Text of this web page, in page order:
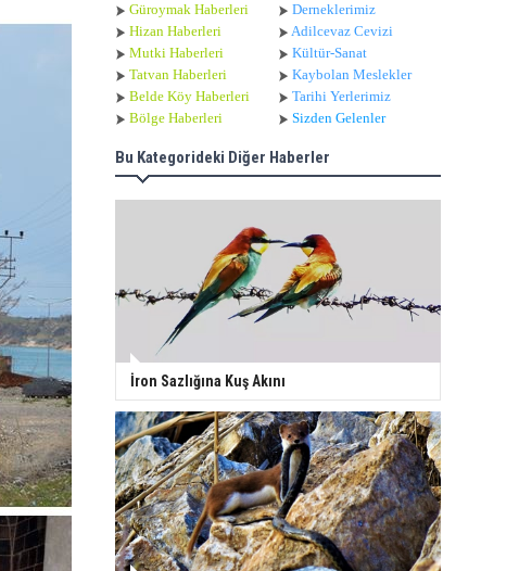
Güroymak Haberleri
Hizan Haberleri
Mutki Haberleri
Tatvan Haberleri
Belde Köy Haberleri
Bölge Haberleri
Derneklerimiz
Adilcevaz Cevizi
Kültür-Sanat
Kaybolan Meslekler
Tarihi Yerlerimiz
Sizden Gelenler
Bu Kategorideki Diğer Haberler
İron Sazlığına Kuş Akını